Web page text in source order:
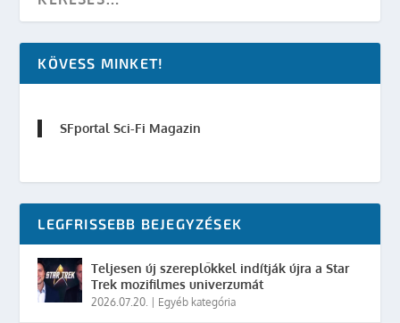
KÖVESS MINKET!
SFportal Sci-Fi Magazin
LEGFRISSEBB BEJEGYZÉSEK
Teljesen új szereplőkkel indítják újra a Star
Trek mozifilmes univerzumát
2026.07.20. Egyéb kategória